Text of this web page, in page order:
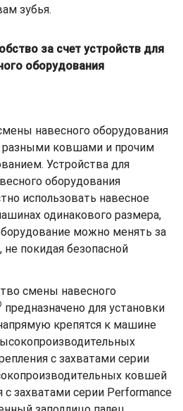
зубья.
за счет устройств для
оборудования
навесного оборудования
разными ковшами и прочим
Устройства для
оборудования
использовать навесное
одинакового размера,
можно менять за
покидая безопасной
смены навесного
предназначено для установки
крепятся к машине
с захватами серии
ковшей
с захватами серии Performance